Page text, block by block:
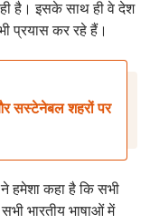
है। इसके साथ ही वे देश
प्रयास कर रहे हैं।
सस्टेनेबल शहरों पर
ने हमेशा कहा है कि सभी
भारतीय भाषाओं में